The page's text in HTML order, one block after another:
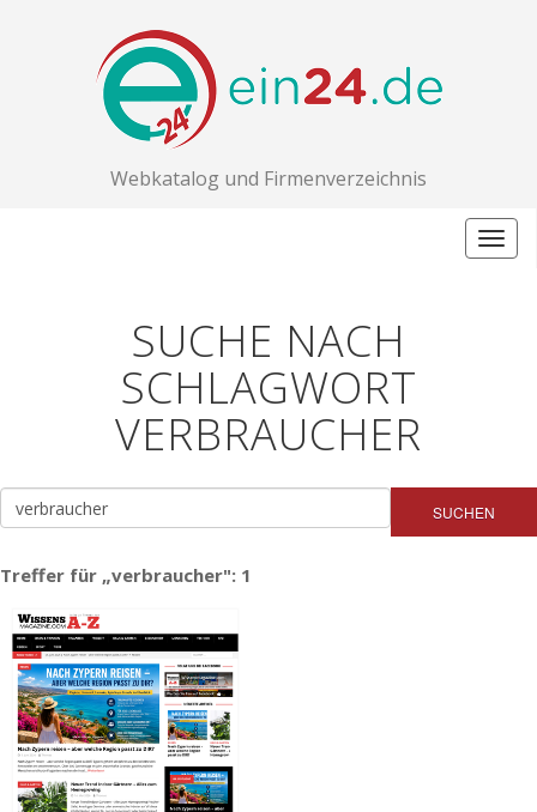
Webkatalog und Firmenverzeichnis
SUCHE NACH
SCHLAGWORT
VERBRAUCHER
SUCHEN
Treffer für „verbraucher": 1